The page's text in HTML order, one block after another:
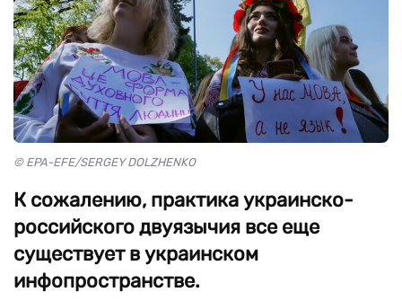
© EPA-EFE/SERGEY DOLZHENKO
К сожалению, практика украинско-
российского двуязычия все еще
существует в украинском
инфопространстве.